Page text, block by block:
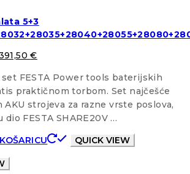
5+3
€
FESTA Power tools baterijskih
praktičnom torbom. Set najčešće
strojeva za razne vrste poslova,
dio FESTA SHARE20V …
QUICK VIEW